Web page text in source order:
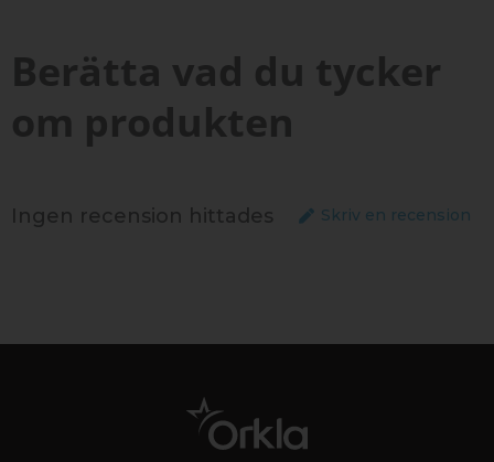
Berätta vad du tycker
om produkten
Ingen recension hittades Skriv en recension